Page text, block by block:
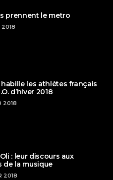
prennent le metro
2018
les athlètes français
d’hiver 2018
2018
: leur discours aux
de la musique
2018